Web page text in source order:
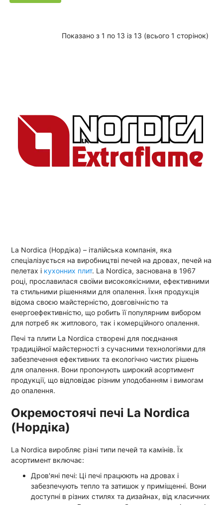
Показано з 1 по 13 із 13 (всього 1 сторінок)
La Nordica (Нордіка) – італійська компанія, яка
спеціалізується на виробництві печей на дровах, печей на
пелетах і кухонних плит. La Nordica, заснована в 1967
році, прославилася своїми високоякісними, ефективними
та стильними рішеннями для опалення. Їхня продукція
відома своєю майстерністю, довговічністю та
енергоефективністю, що робить її популярним вибором
для потреб як житлового, так і комерційного опалення.
Печі та плити La Nordica створені для поєднання
традиційної майстерності з сучасними технологіями для
забезпечення ефективних та екологічно чистих рішень
для опалення. Вони пропонують широкий асортимент
продукції, що відповідає різним уподобанням і вимогам
до опалення.
Окремостоячі печі La Nordica
(Нордіка)
La Nordica виробляє різні типи печей та камінів. Їх
асортимент включає:
Дров'яні печі: Ці печі працюють на дровах і
забезпечують тепло та затишок у приміщенні. Вони
доступні в різних стилях та дизайнах, від класичних